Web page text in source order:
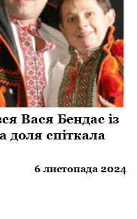
Вася Бендас із
доля спіткала
6 листопада 2024